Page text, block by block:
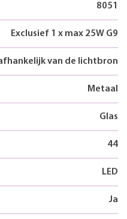
8051
Exclusief 1 x max 25W G9
van de lichtbron
Metaal
Glas
44
LED
Ja